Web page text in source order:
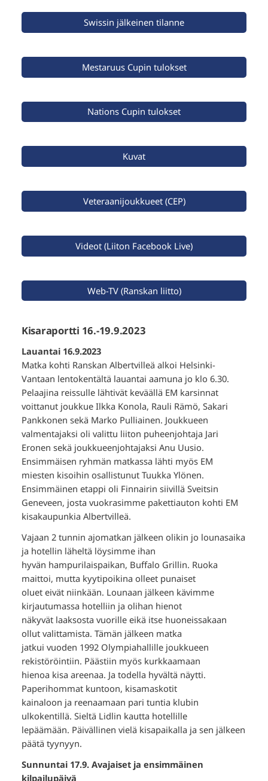
Swissin jälkeinen tilanne
Mestaruus Cupin tulokset
Nations Cupin tulokset
Kuvat
Veteraanijoukkueet (CEP)
Videot (Liiton Facebook Live)
Web-TV (Ranskan liitto)
Kisaraportti 16.-19.9.2023
Lauantai 16.9.2023
Matka kohti Ranskan Albertvilleä alkoi Helsinki-
Vantaan lentokentältä lauantai aamuna jo klo 6.30.
Pelaajina reissulle lähtivät keväällä EM karsinnat
voittanut joukkue Ilkka Konola, Rauli Rämö, Sakari
Pankkonen sekä Marko Pulliainen. Joukkueen
valmentajaksi oli valittu liiton puheenjohtaja Jari
Eronen sekä joukkueenjohtajaksi Anu Uusio.
Ensimmäisen ryhmän matkassa lähti myös EM
miesten kisoihin osallistunut Tuukka Ylönen.
Ensimmäinen etappi oli Finnairin siivillä Sveitsin
Geneveen, josta vuokrasimme pakettiauton kohti EM
kisakaupunkia Albertvilleä.
Vajaan 2 tunnin ajomatkan jälkeen olikin jo lounasaika
ja hotellin läheltä löysimme ihan
hyvän hampurilaispaikan, Buffalo Grillin. Ruoka
maittoi, mutta kyytipoikina olleet punaiset
oluet eivät niinkään. Lounaan jälkeen kävimme
kirjautumassa hotelliin ja olihan hienot
näkyvät laaksosta vuorille eikä itse huoneissakaan
ollut valittamista. Tämän jälkeen matka
jatkui vuoden 1992 Olympiahallille joukkueen
rekistöröintiin. Päästiin myös kurkkaamaan
hienoa kisa areenaa. Ja todella hyvältä näytti.
Paperihommat kuntoon, kisamaskotit
kainaloon ja reenaamaan pari tuntia klubin
ulkokentillä. Sieltä Lidlin kautta hotellille
lepäämään. Päivällinen vielä kisapaikalla ja sen jälkeen
päätä tyynyyn.
Sunnuntai 17.9. Avajaiset ja ensimmäinen
kilpailupäivä